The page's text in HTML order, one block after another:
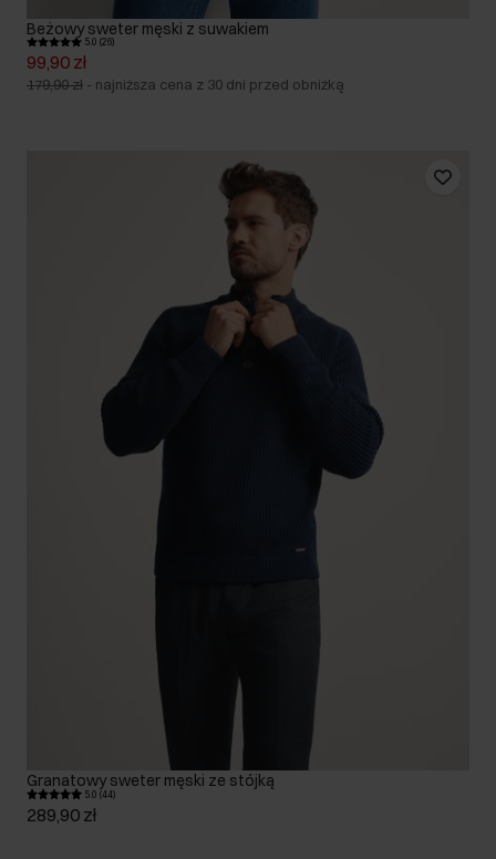
Beżowy sweter męski z suwakiem
5.0 (26)
99,90 zł
179,90 zł - najniższa cena z 30 dni przed obniżką
Granatowy sweter męski ze stójką
5.0 (44)
289,90 zł